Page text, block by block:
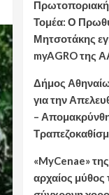
Πρωτοποριακή
Τομέα: Ο
Μητσοτάκης
myAGRO της
Δήμος
για την
–
«MyCenae»
αρχαίος μύθος